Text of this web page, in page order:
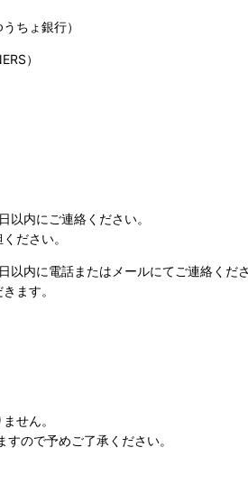
ちょ銀行）
）
以内にご連絡ください。
ださい。
内に電話またはメールにてご連絡くださ
ます。
せん。
ので予めご了承ください。